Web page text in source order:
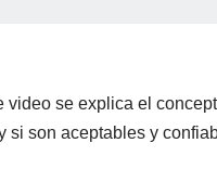
video se explica el
si son aceptables y